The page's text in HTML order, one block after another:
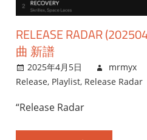
RELEASE RADAR
曲 新譜
2025年4月5日 mrmyx
Release, Playlist, Release Radar
“Release Radar